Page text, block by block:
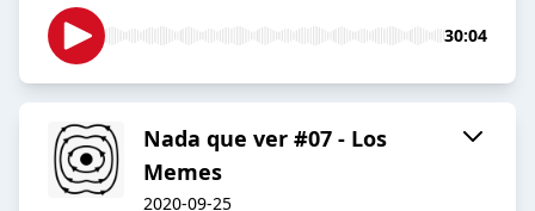
30:04
Nada que ver #07 - Los
Memes
2020-09-25